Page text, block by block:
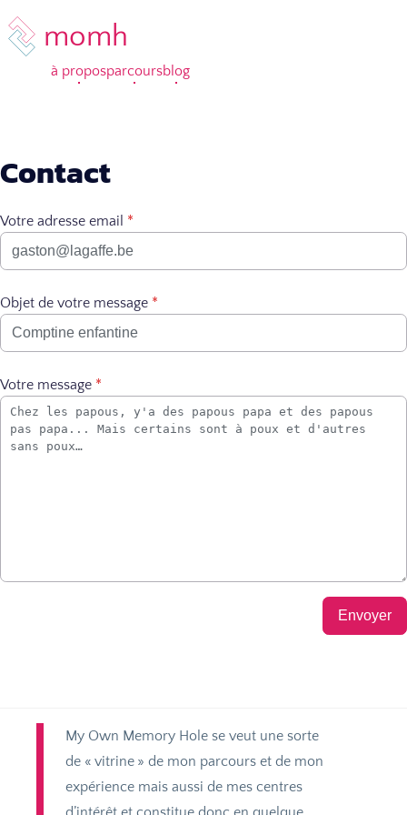
momh
à proposparcoursblog
Contact
Votre adresse email *
Objet de votre message *
Votre message *
Envoyer
My Own Memory Hole se veut une sorte
de « vitrine » de mon parcours et de mon
expérience mais aussi de mes centres